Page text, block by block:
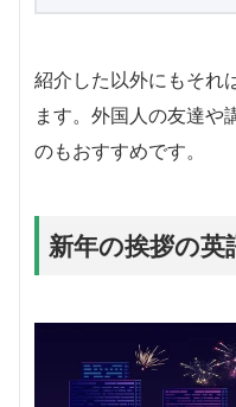
紹介した以外にもそれ
ます。外国人の友達や
のもおすすめです。
新年の挨拶の英